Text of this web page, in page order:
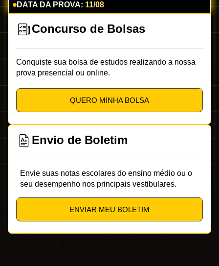
DATA DA PROVA: 11/08
Concurso de Bolsas
Conquiste sua bolsa de estudos realizando a nossa
prova presencial ou online.
QUERO MINHA BOLSA
Envio de Boletim
Envie suas notas escolares do ensino médio ou o
seu desempenho nos principais vestibulares.
ENVIAR MEU BOLETIM